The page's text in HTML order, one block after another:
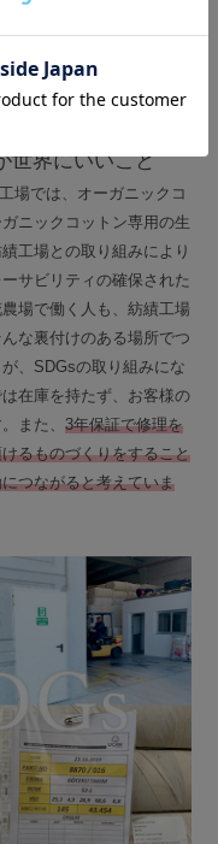
世界にいいこと
場では、オーガニックコ
ニックコットン専用の生
工場との取り組みにより
サビリティの確保された
場で働く人も、紡績工場
な裏付けのある場所でつ
、SDGsの取り組みにな
在庫を持たず、お客様の
また、3年保証で修理を
るものづくりをすること
つながると考えていま